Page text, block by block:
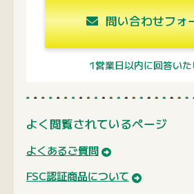
問い合わせフォ
1営業日以内に回答い
よく閲覧されているページ
よくあるご質問
FSC認証商品について